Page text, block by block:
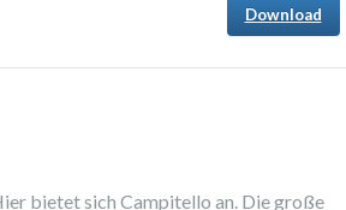
Download
bietet sich Campitello an. Die große